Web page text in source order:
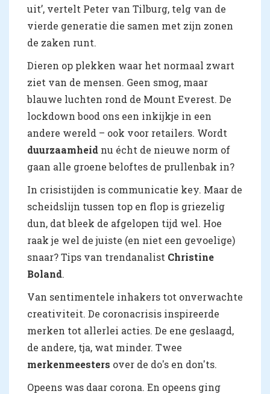
uit’, vertelt Peter van Tilburg, telg van de
vierde generatie die samen met zijn zonen
de zaken runt.
Dieren op plekken waar het normaal zwart
ziet van de mensen. Geen smog, maar
blauwe luchten rond de Mount Everest. De
lockdown bood ons een inkijkje in een
andere wereld – ook voor retailers. Wordt
duurzaamheid nu écht de nieuwe norm of
gaan alle groene beloftes de prullenbak in?
In crisistijden is communicatie key. Maar de
scheidslijn tussen top en flop is griezelig
dun, dat bleek de afgelopen tijd wel. Hoe
raak je wel de juiste (en niet een gevoelige)
snaar? Tips van trendanalist Christine
Boland.
Van sentimentele inhakers tot onverwachte
creativiteit. De coronacrisis inspireerde
merken tot allerlei acties. De ene geslaagd,
de andere, tja, wat minder. Twee
merkenmeesters over de do's en don'ts.
Opeens was daar corona. En opeens ging